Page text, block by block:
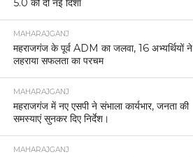
5.0 को दी नई दिशा
MAHARAJGANJ
महराजगंज के पूर्व ADM का जलवा, 16 अभ्यर्थियों ने
लहराया सफलता का परचम
MAHARAJGANJ
महराजगंज में नए एसपी ने संभाला कार्यभार, जनता की
समस्याएं सुनकर दिए निर्देश।
MAHARAJGANJ